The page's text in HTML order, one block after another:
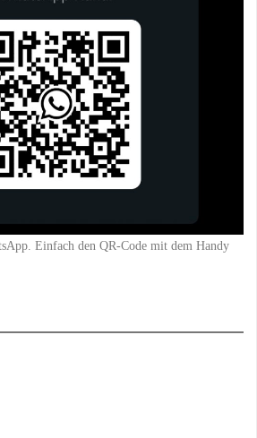
Einfach den QR-Code mit dem Handy